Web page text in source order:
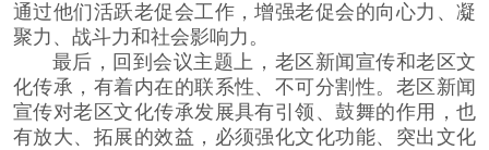
通过他们活跃老促会工作，增强老促会的向心力、凝
聚力、战斗力和社会影响力。
最后，回到会议主题上，老区新闻宣传和老区文
化传承，有着内在的联系性、不可分割性。老区新闻
宣传对老区文化传承发展具有引领、鼓舞的作用，也
有放大、拓展的效益，必须强化文化功能、突出文化